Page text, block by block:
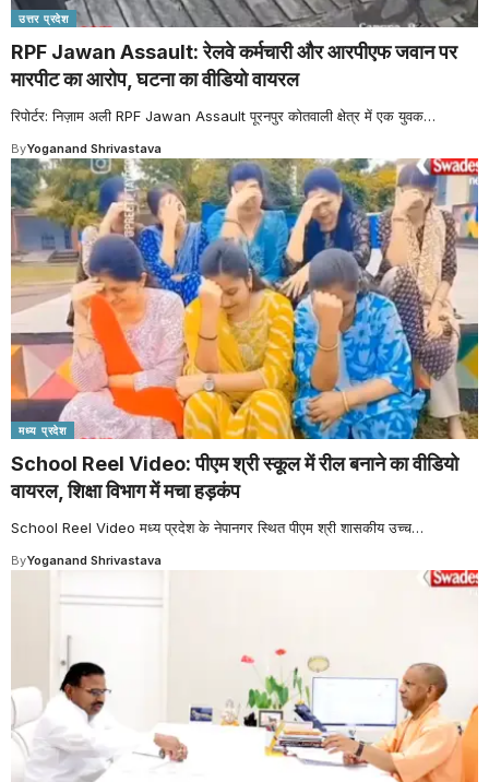
उत्तर प्रदेश
RPF Jawan Assault: रेलवे कर्मचारी और आरपीएफ जवान पर
मारपीट का आरोप, घटना का वीडियो वायरल
रिपोर्टर: निज़ाम अली RPF Jawan Assault पूरनपुर कोतवाली क्षेत्र में एक युवक…
ByYoganand Shrivastava
मध्य प्रदेश
School Reel Video: पीएम श्री स्कूल में रील बनाने का वीडियो
वायरल, शिक्षा विभाग में मचा हड़कंप
School Reel Video मध्य प्रदेश के नेपानगर स्थित पीएम श्री शासकीय उच्च…
ByYoganand Shrivastava